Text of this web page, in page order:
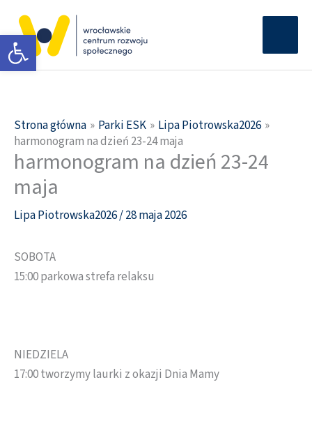
Otwórz pasek narzędzi
treści
Strona główna Parki ESK
Lipa Piotrowska2026
harmonogram na dzień 23-24 maja
harmonogram na dzień 23-24
maja
Lipa Piotrowska2026/28 maja 2026
SOBOTA
15:00 parkowa strefa relaksu
NIEDZIELA
17:00 tworzymy laurki z okazji Dnia Mamy